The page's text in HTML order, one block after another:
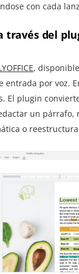
con cada
través del
,
entrada por voz.
El plugin
un párrafo,
o